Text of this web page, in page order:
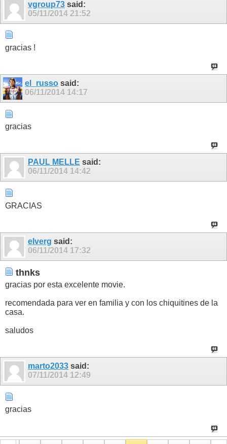
vgroup73 said:
05/11/2014 21:52
gracias !
el_russo said:
06/11/2014 14:17
gracias
PAUL MELLE said:
06/11/2014 14:42
GRACIAS
elverg said:
06/11/2014 17:32
thnks
gracias por esta excelente movie.
recomendada para ver en familia y con los chiquitines de la
casa.
saludos
marto2033 said:
07/11/2014 12:49
gracias